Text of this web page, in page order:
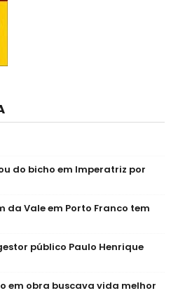
do bicho em Imperatriz por
Vale em Porto Franco tem
público Paulo Henrique
em obra buscava vida melhor